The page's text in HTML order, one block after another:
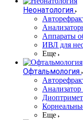
Неонатология
Аппараты
ИВЛ для
Еще
Офтальмология
Еще